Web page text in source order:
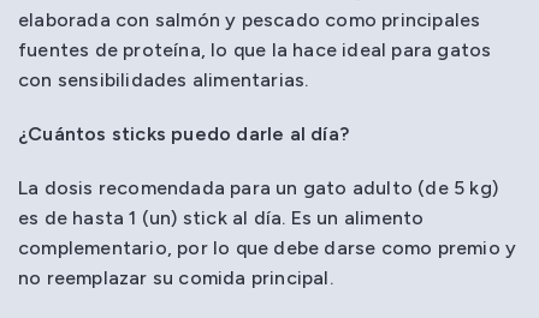
elaborada con salmón y pescado como principales
fuentes de proteína, lo que la hace ideal para gatos
con sensibilidades alimentarias.
¿Cuántos sticks puedo darle al día?
La dosis recomendada para un gato adulto (de 5 kg)
es de hasta 1 (un) stick al día. Es un alimento
complementario, por lo que debe darse como premio y
no reemplazar su comida principal.